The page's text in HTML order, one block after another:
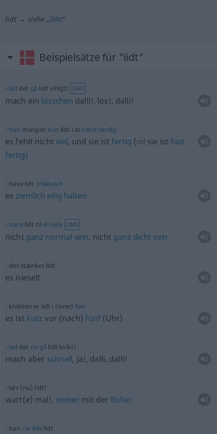
lidt → siehe „lide“
Beispielsätze für "lidt"
lad det gå lidt villigt! UMG
mach ein bisschen dalli!, los!, dalli!
hun mangler kun lidt i atværefærdig
es fehlt nichtviel, und sie istfertig (od sie istfast
fertig)
have lidt småtravlt
es ziemlich eilig haben
værelidt til en side UMG
nicht ganz normal sein, nicht ganz dicht sein
det stænker lidt
es nieselt
klokken er lidt i (over) fem
es ist kurz vor (nach) fünf(Uhr)
lad det nu gå lidt kvikt!
mach aber schnell, ja!, dalli, dalli!
tøv (nu) lidt!
wart(e) mal!, immer mit der Ruhe!
han var ilde lidt